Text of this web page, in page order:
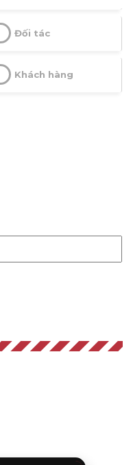
Đối tác
Khách hàng